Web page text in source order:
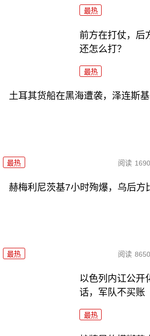
最热
前方在打仗，后
还怎么打？
最热
土耳其货船在黑海遭袭，泽连斯
最热 阅读
赫梅利尼茨基7小时殉爆，乌后方
最热 阅读 8650
以色列内讧公开
话，军队不买账
最热